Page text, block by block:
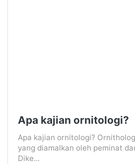
Apa kajian ornitologi?
Apa kajian ornitologi?
yang diamalkan oleh peminat
Dike...